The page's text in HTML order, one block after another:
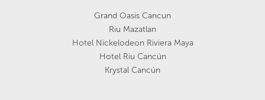
Grand Oasis Cancun
Riu Mazatlan
Hotel Nickelodeon Riviera Maya
Hotel Riu Cancún
Krystal Cancún